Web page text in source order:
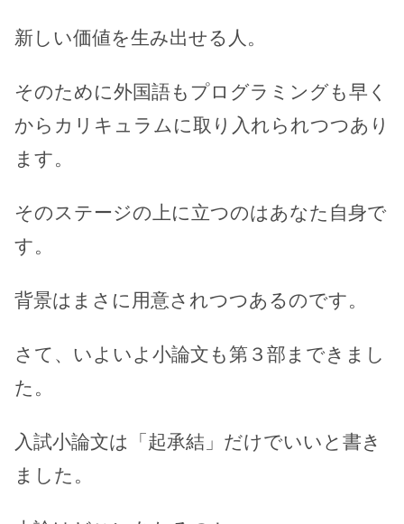
新しい価値を生み出せる人。
そのために外国語もプログラミングも早く
からカリキュラムに取り入れられつつあり
ます。
そのステージの上に立つのはあなた自身で
す。
背景はまさに用意されつつあるのです。
さて、いよいよ小論文も第３部まできまし
た。
入試小論文は「起承結」だけでいいと書き
ました。